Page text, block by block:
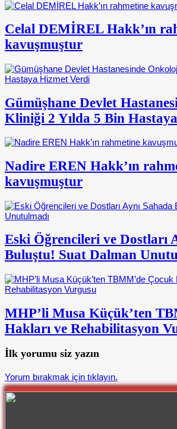
Celal DEMİREL Hakk’ın
kavuşmuştur
Gümüşhane Devlet
Kliniği 2 Yılda 5 Bin
Nadire EREN Hakk’ın
kavuşmuştur
Eski Öğrencileri ve Dostları
Buluştu! Suat Dalman
MHP’li Musa Küçük’ten
Hakları ve Rehabilitasyon
İlk yorumu siz yazın
Yorum bırakmak için tıklayın.